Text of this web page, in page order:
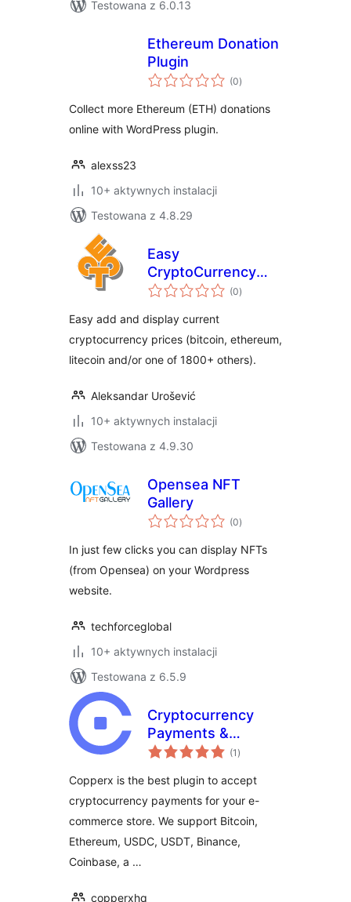
Testowana z 6.0.13
Ethereum Donation
Plugin
(0wszystkich
ocen
)
Collect more Ethereum (ETH) donations
online with WordPress plugin.
alexss23
10+ aktywnych instalacji
Testowana z 4.8.29
Easy
CryptoCurrency
Ticker
(0wszystkich
ocen
)
Easy add and display current
cryptocurrency prices (bitcoin, ethereum,
litecoin and/or one of 1800+ others).
Aleksandar Urošević
10+ aktywnych instalacji
Testowana z 4.9.30
Opensea NFT
Gallery
(0wszystkich
ocen
)
In just few clicks you can display NFTs
(from Opensea) on your Wordpress
website.
techforceglobal
10+ aktywnych instalacji
Testowana z 6.5.9
Cryptocurrency
Payments &
Donations with
(1 wszystkich
ocen
)
Copperx is the best plugin to accept
cryptocurrency payments for your e-
commerce store. We support Bitcoin,
Ethereum, USDC, USDT, Binance,
Coinbase, a …
copperxhq